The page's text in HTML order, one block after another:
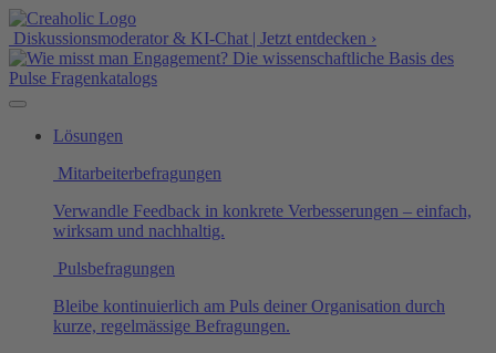
Diskussionsmoderator & KI-Chat | Jetzt entdecken ›
Lösungen
Mitarbeiterbefragungen
Verwandle Feedback in konkrete Verbesserungen – einfach,
wirksam und nachhaltig.
Pulsbefragungen
Bleibe kontinuierlich am Puls deiner Organisation durch
kurze, regelmässige Befragungen.